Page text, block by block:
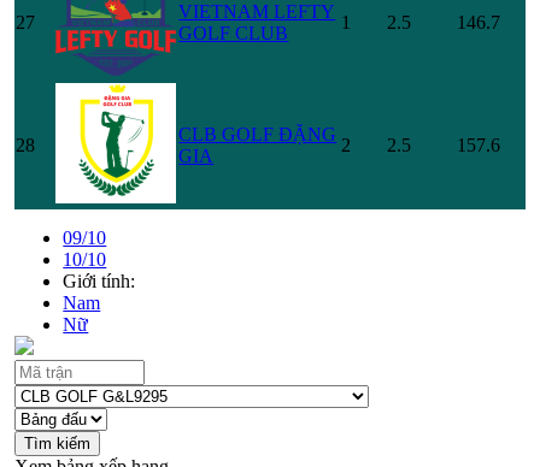
27
VIETNAM LEFTY
GOLF CLUB
1 2.5 146.7
28
CLB GOLF ĐẶNG
GIA
2 2.5 157.6
09/10
10/10
Giới tính:
Nam
Nữ